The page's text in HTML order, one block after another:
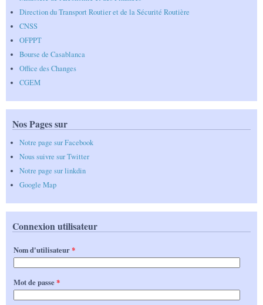
Direction du Transport Routier et de la Sécurité Routière
CNSS
OFPPT
Bourse de Casablanca
Office des Changes
CGEM
Nos Pages sur
Notre page sur Facebook
Nous suivre sur Twitter
Notre page sur linkdin
Google Map
Connexion utilisateur
Nom d'utilisateur*
Mot de passe*